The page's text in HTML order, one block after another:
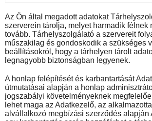
Az Ön által megadott adatokat
szerverein tárolja, melyet harmadik félnek
tovább. Tárhelyszolgálató a szervereit
műszakilag és gondoskodik a szükséges
beállításokról, hogy a tárhelyen tárolt
legnagyobb biztonságban legyenek.
A honlap felépítését és karbantartását
útmutatásai alapján a honlap
jogszabályi követelményeknek
lehet maga az Adatkezelő, az
alvállalkozó megbízási szerződés alapján